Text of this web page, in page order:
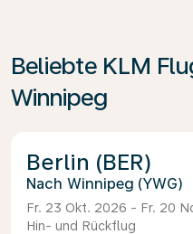
Beliebte KLM
Winnipeg
Berlin (BER)
Winnipeg (YWG)
Fr. 23 Okt. 2026 - Fr. 20
Hin- und Rückflug